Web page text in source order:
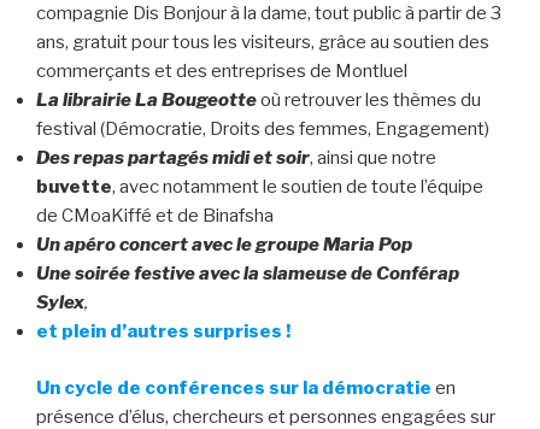
compagnie Dis Bonjour à la dame, tout public à partir de 3
ans, gratuit pour tous les visiteurs, grâce au soutien des
commerçants et des entreprises de Montluel
La librairie La Bougeotteoù retrouver les thèmes du
festival (Démocratie, Droits des femmes, Engagement)
Des repas partagés midi et soir, ainsi que notre
buvette, avec notamment le soutien de toute l’équipe
de CMoaKiffé et de Binafsha
Un apéro concert avec le groupe Maria Pop
Une soirée festive avec la slameuse de Conférap
Sylex,
et plein d’autres surprises !
Un cycle de conférences sur la démocratie en
présence d’élus, chercheurs et personnes engagées sur